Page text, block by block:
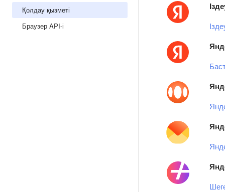
Қолдау қызметі
Браузер API-і